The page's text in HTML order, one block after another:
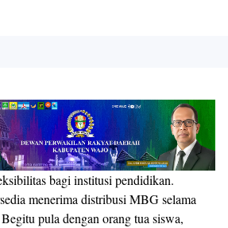
bagi institusi pendidikan.
menerima distribusi MBG selama
pula dengan orang tua siswa,